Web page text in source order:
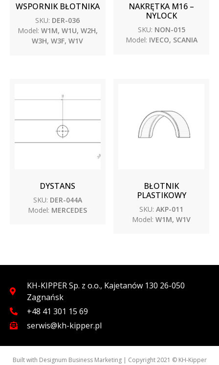
WSPORNIK BŁOTNIKA
SKU: DER-036
Model: W1M, W1U, W2H,
W3H, W3F, W1V
NAKRĘTKA M16 –
NYLOCK
SKU: NON-015
Model: IVECO, SCANIA
DYSTANS
SKU: DER-044A
Model: MERCEDES
BŁOTNIK
PLASTIKOWY
SKU: AKP-011
Model: W1M, W1V
KH-KIPPER Sp. z o.o., Kajetanów 130 26-050
Zagnańsk
+48 41 301 15 69
serwis@kh-kipper.pl
Built with Designum Business Marketing| Copyright 2021 © KH-Kipper